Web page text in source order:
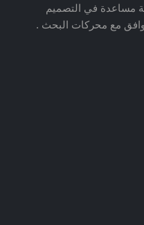
مساعدة في التصميم
مع محركات البحث .